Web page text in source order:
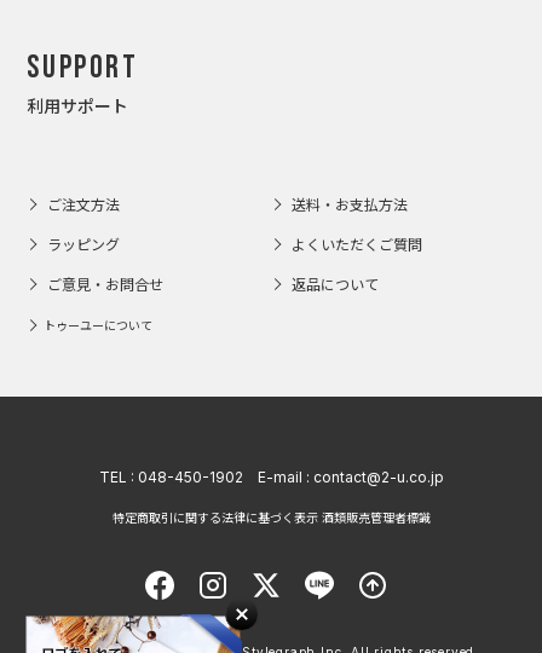
Support
利用サポート
ご注文方法 送料・お支払方法
ラッピング よくいただくご質問
ご意見・お問合せ 返品について
トゥーユーについて
TEL : 048-450-1902 E-mail : contact@2-u.co.jp
特定商取引に関する法律に基づく表示 酒類販売管理者標識